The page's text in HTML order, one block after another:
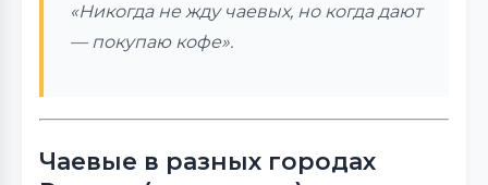
«Никогда не жду чаевых, но когда дают
— покупаю кофе».
Чаевые в разных городах